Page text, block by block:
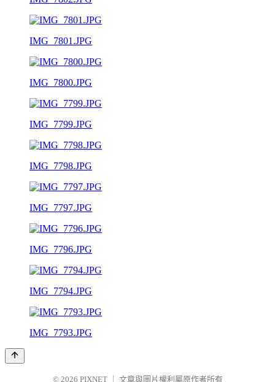
IMG_7801.JPG
IMG_7800.JPG
IMG_7799.JPG
IMG_7798.JPG
IMG_7797.JPG
IMG_7796.JPG
IMG_7794.JPG
IMG_7793.JPG
© 2026 PIXNET 文章與圖片權利屬原作者所有